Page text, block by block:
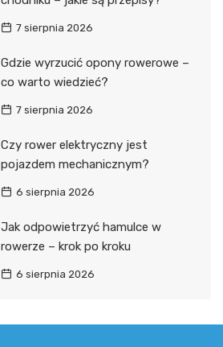
7 sierpnia 2026
Gdzie wyrzucić opony rowerowe –
co warto wiedzieć?
7 sierpnia 2026
Czy rower elektryczny jest
pojazdem mechanicznym?
6 sierpnia 2026
Jak odpowietrzyć hamulce w
rowerze – krok po kroku
6 sierpnia 2026